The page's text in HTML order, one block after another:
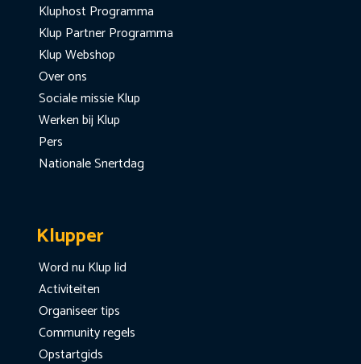
Kluphost Programma
Klup Partner Programma
Klup Webshop
Over ons
Sociale missie Klup
Werken bij Klup
Pers
Nationale Snertdag
Klupper
Word nu Klup lid
Activiteiten
Organiseer tips
Community regels
Opstartgids